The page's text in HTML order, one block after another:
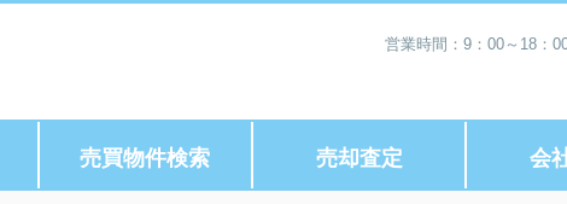
営業時間：9：00～18：
売買物件検索 売却査定 会